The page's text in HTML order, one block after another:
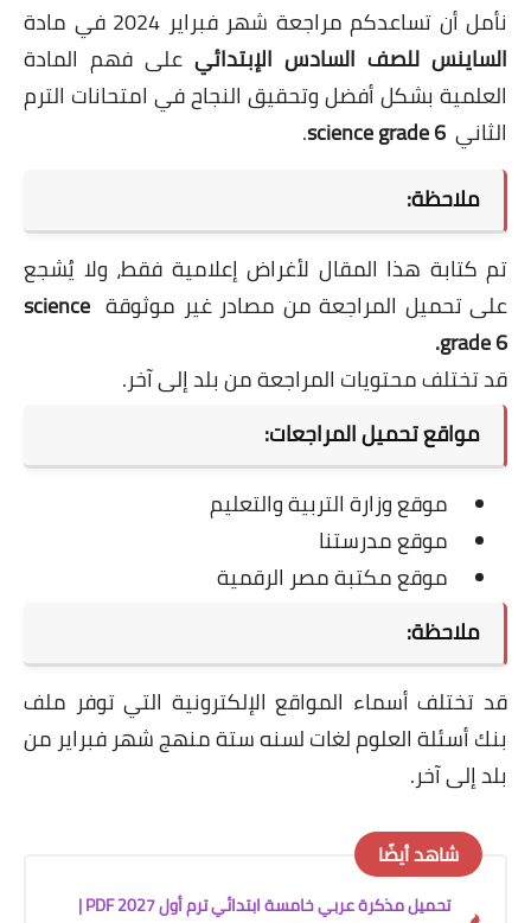
نأمل أن تساعدكم مراجعة شهر فبراير 2024 في مادة
الساينس للصف السادس الإبتدائي على فهم المادة
العلمية بشكل أفضل وتحقيق النجاح في امتحانات الترم
الثاني
.
ملاحظة:
تم كتابة هذا المقال لأغراض إعلامية فقط، ولا يُشجع
على تحميل المراجعة من مصادر غير موثوقة science
grade 6
.
قد تختلف محتويات المراجعة من بلد إلى آخر.
مواقع تحميل المراجعات:
موقع وزارة التربية والتعليم
موقع مدرستنا
موقع مكتبة مصر الرقمية
ملاحظة:
قد تختلف أسماء المواقع الإلكترونية التي توفر ملف
بنك أسئلة العلوم لغات لسنه ستة منهج شهر فبراير من
بلد إلى آخر.
شاهد أيضًا
تحميل مذكرة عربي خامسة ابتدائي ترم أول 2027 PDF |